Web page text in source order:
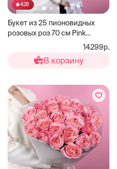
428
Букет из 25 пионовидных
розовых роз 70 см Pink
14299р.
В корзину